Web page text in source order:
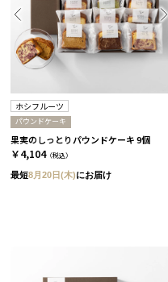
ホシフルーツ
パウンドケーキ
果実のしっとりパウンドケーキ 9個
￥4,104（税込）
最短8月20日(木)にお届け